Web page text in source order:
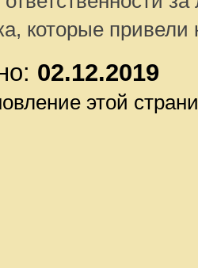
которые
02.12.2019
этой